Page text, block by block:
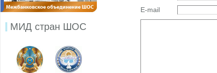
МИД стран ШОС
E-mail